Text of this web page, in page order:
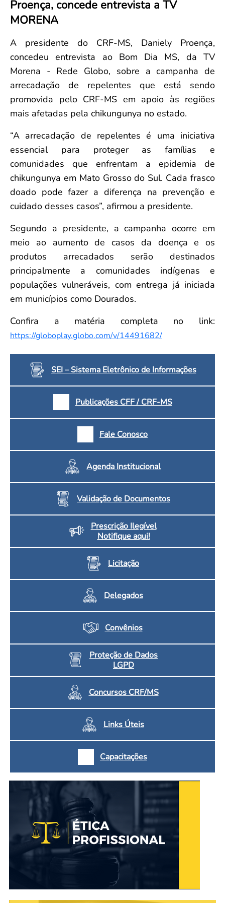
Convenção Coletiva 2025/2026 – Piso salarial Farmácias e Drogaria
Consulta de Farmacêuticos e Estabelecimentos Inscritos no CRF/MS
Saúde Pública e Indígena
Calendário Eleitoral
Candidatos
Votação
Dúvidas Frequentes
Eleições Anteriores
Proença, concede entrevista a TV
MORENA
A presidente do CRF-MS, Daniely Proença,
concedeu entrevista ao Bom Dia MS, da TV
Morena - Rede Globo, sobre a campanha de
arrecadação de repelentes que está sendo
promovida pelo CRF-MS em apoio às regiões
mais afetadas pela chikungunya no estado.
“A arrecadação de repelentes é uma iniciativa
essencial para proteger as famílias e
comunidades que enfrentam a epidemia de
chikungunya em Mato Grosso do Sul. Cada frasco
doado pode fazer a diferença na prevenção e
cuidado desses casos”, afirmou a presidente.
Segundo a presidente, a campanha ocorre em
meio ao aumento de casos da doença e os
produtos arrecadados serão destinados
principalmente a comunidades indígenas e
populações vulneráveis, com entrega já iniciada
em municípios como Dourados.
Confira a matéria completa no link:
https://globoplay.globo.com/v/14491682/
SEI – Sistema Eletrônico de Informações
Publicações CFF / CRF-MS
Fale Conosco
Agenda Institucional
Validação de Documentos
Prescrição Ilegível
Notifique aqui!
Licitação
Delegados
Convênios
Proteção de Dados
LGPD
Concursos CRF/MS
Links Úteis
Capacitações